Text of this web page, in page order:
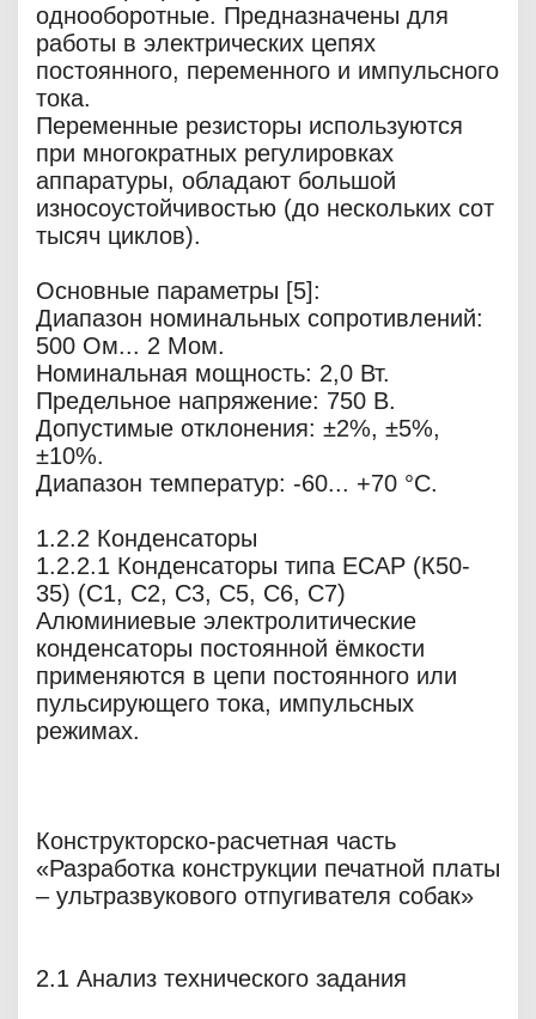
однооборотные. Предназначены для
работы в электрических цепях
постоянного, переменного и импульсного
тока.
Переменные резисторы используются
при многократных регулировках
аппаратуры, обладают большой
износоустойчивостью (до нескольких сот
тысяч циклов).
Основные параметры [5]:
Диапазон номинальных сопротивлений:
500 Ом... 2 Мом.
Номинальная мощность: 2,0 Вт.
Предельное напряжение: 750 В.
Допустимые отклонения: ±2%, ±5%,
±10%.
Диапазон температур: -60... +70 °С.
1.2.2 Конденсаторы
1.2.2.1 Конденсаторы типа ECAP (К50-
35) (С1, С2, С3, С5, С6, С7)
Алюминиевые электролитические
конденсаторы постоянной ёмкости
применяются в цепи постоянного или
пульсирующего тока, импульсных
режимах.
Конструкторско-расчетная часть
«Разработка конструкции печатной платы
– ультразвукового отпугивателя собак»
2.1 Анализ технического задания